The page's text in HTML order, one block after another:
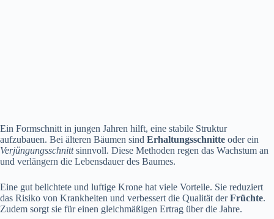
Ein Formschnitt in jungen Jahren hilft, eine stabile Struktur
aufzubauen. Bei älteren Bäumen sind Erhaltungsschnitte oder ein
Verjüngungsschnittsinnvoll. Diese Methoden regen das Wachstum an
und verlängern die Lebensdauer des Baumes.
Eine gut belichtete und luftige Krone hat viele Vorteile. Sie reduziert
das Risiko von Krankheiten und verbessert die Qualität derFrüchte.
Zudem sorgt sie für einen gleichmäßigen Ertrag über die Jahre.